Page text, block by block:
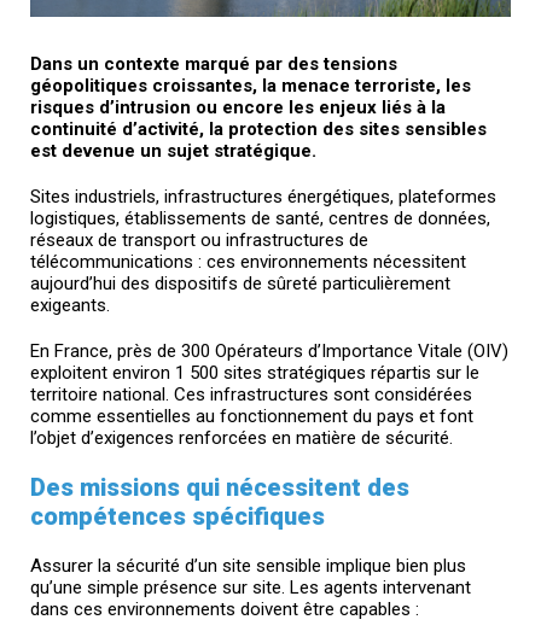
Dans un contexte marqué par des tensions
géopolitiques croissantes, la menace terroriste, les
risques d’intrusion ou encore les enjeux liés à la
continuité d’activité, la protection des sites sensibles
est devenue un sujet stratégique.
Sites industriels, infrastructures énergétiques, plateformes
logistiques, établissements de santé, centres de données,
réseaux de transport ou infrastructures de
télécommunications : ces environnements nécessitent
aujourd’hui des dispositifs de sûreté particulièrement
exigeants.
En France, près de 300 Opérateurs d’Importance Vitale (OIV)
exploitent environ 1 500 sites stratégiques répartis sur le
territoire national. Ces infrastructures sont considérées
comme essentielles au fonctionnement du pays et font
l’objet d’exigences renforcées en matière de sécurité.
Des missions qui nécessitent des
compétences spécifiques
Assurer la sécurité d’un site sensible implique bien plus
qu’une simple présence sur site. Les agents intervenant
dans ces environnements doivent être capables :